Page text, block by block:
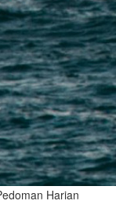
Harian